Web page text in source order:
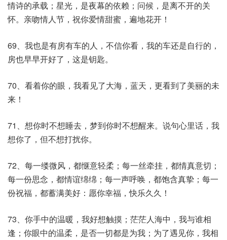
情诗的承载；星光，是夜幕的依赖；问候，是离不开的关
怀。亲吻情人节，祝你爱情甜蜜，遍地花开！
69、我也是有房有车的人，不信你看，我的车还是自行的，
房也早早开好了，这是钥匙。
70、看着你的眼，我看见了大海，蓝天，更看到了美丽的未
来！
71、想你时不想睡去，梦到你时不想醒来。说句心里话，我
想你了，但不想打扰你。
72、每一缕微风，都惬意轻柔；每一丝牵挂，都情真意切；
每一份思念，都情谊绵绵；每一声呼唤，都饱含真挚；每一
份祝福，都蓄满美好：愿你幸福，快乐久久！
73、你手中的温暖，我好想触摸；茫茫人海中，我与谁相
逢；你眼中的温柔，是否一切都是为我；为了遇见你，我相